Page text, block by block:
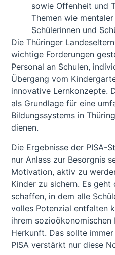
sowie Offenheit und
Themen wie
Schülerinnen und
Die Thüringer
wichtige Forderungen
Personal an Schulen,
Übergang vom
innovative Lernkonzepte.
als Grundlage für eine
Bildungssystems in
dienen.
Die Ergebnisse der PISA-
nur Anlass zur Besorgnis
Motivation, aktiv zu
Kinder zu sichern. Es
schaffen, in dem alle
volles Potenzial entfalten
ihrem
Herkunft. Das sollte
PISA verstärkt nur diese